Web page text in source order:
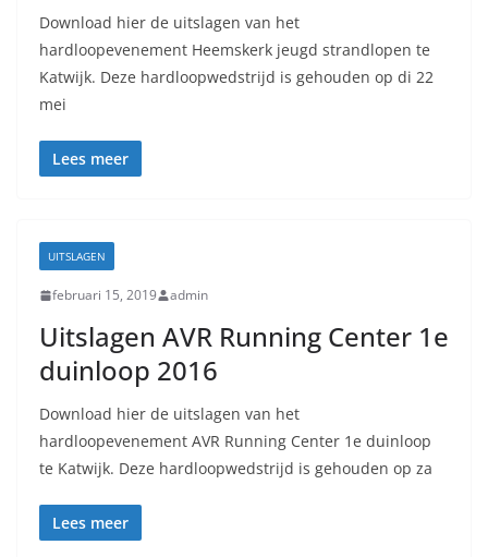
Download hier de uitslagen van het
hardloopevenement Heemskerk jeugd strandlopen te
Katwijk. Deze hardloopwedstrijd is gehouden op di 22
mei
Lees meer
UITSLAGEN
februari 15, 2019 admin
Uitslagen AVR Running Center 1e
duinloop 2016
Download hier de uitslagen van het
hardloopevenement AVR Running Center 1e duinloop
te Katwijk. Deze hardloopwedstrijd is gehouden op za
Lees meer